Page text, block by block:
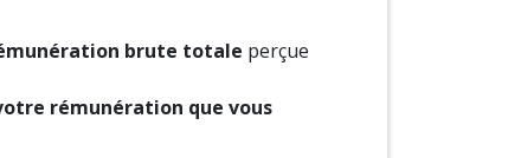
brute totale perçue
rémunération que vous